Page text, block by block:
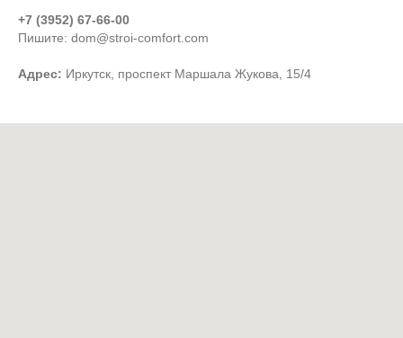
+7 (3952) 67-66-00
Пишите: dom@stroi-comfort.com
Адрес: Иркутск, проспект Маршала Жукова, 15/4